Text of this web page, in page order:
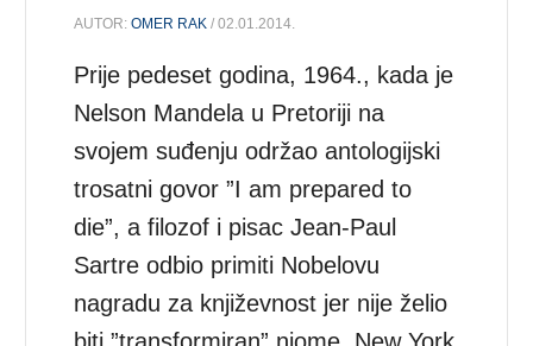
AUTOR:OMER RAK / 02.01.2014.
Prije pedeset godina, 1964., kada je
Nelson Mandela u Pretoriji na
svojem suđenju održao antologijski
trosatni govor ”I am prepared to
die”, a filozof i pisac Jean-Paul
Sartre odbio primiti Nobelovu
nagradu za književnost jer nije želio
biti ”transformiran” njome, New York